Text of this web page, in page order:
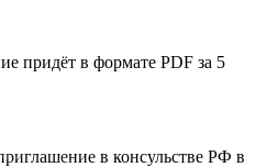
придёт в формате PDF за 5
в консульстве РФ в